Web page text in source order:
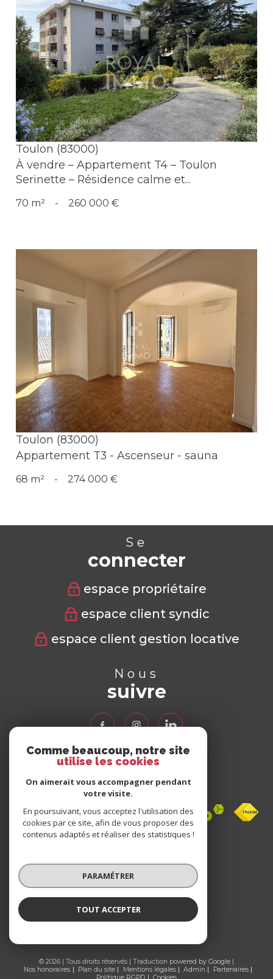
Voir le bien
Toulon (83000)
À vendre – Appartement T4 – Toulon
Serinette – Résidence calme et...
70 m² - 260 000 €
Voir le bien
Toulon (83000)
Appartement T3 - Ascenseur - sauna
68 m² - 274 000 €
Se
connecter
espace propriétaire
espace client syndic
espace client gestion locative
Nous
suivre
Nous
adhérons
clients
0 avis
© 2026 | Tous droits réservés | Traduction powered by Google |
Nos honoraires
Plan du site Mentions légales Admin
Partenaires
Comme beaucoup, notre site
utilise les cookies
On aimerait vous accompagner pendant
votre visite.
En poursuivant, vous acceptez l'utilisation des
cookies par ce site, afin de vous proposer des
contenus adaptés et réaliser des statistiques !
PARAMÉTRER
TOUT ACCEPTER